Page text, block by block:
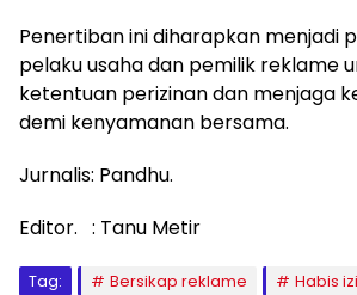
Penertiban ini diharapkan menjadi
pelaku usaha dan pemilik reklame
ketentuan perizinan dan menjaga
demi kenyamanan bersama.
Jurnalis: Pandhu.
Editor. : Tanu Metir
Tag: Bersikap reklame
Habis